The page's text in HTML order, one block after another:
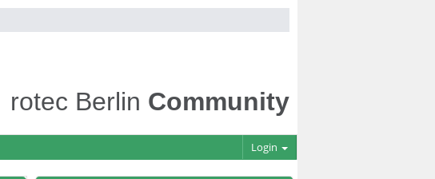
rotec Berlin Community
Login